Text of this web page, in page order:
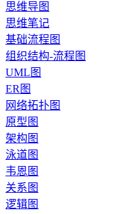
思维导图
思维笔记
基础流程图
组织结构-流程图
UML图
ER图
网络拓扑图
原型图
架构图
泳道图
韦恩图
关系图
逻辑图